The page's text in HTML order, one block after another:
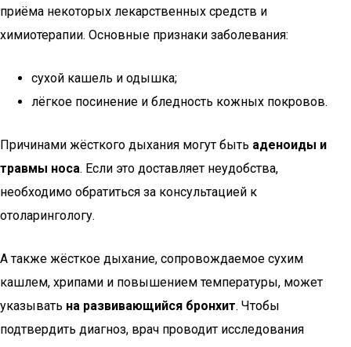
приёма некоторых лекарственных средств и
химиотерапии. Основные признаки заболевания:
сухой кашель и одышка;
лёгкое посинение и бледность кожных покровов.
Причинами жёсткого дыхания могут быть аденоиды и
травмы носа. Если это доставляет неудобства,
необходимо обратиться за консультацией к
отоларингологу.
А также жёсткое дыхание, сопровождаемое сухим
кашлем, хрипами и повышением температуры, может
указывать на развивающийся бронхит. Чтобы
подтвердить диагноз, врач проводит исследования